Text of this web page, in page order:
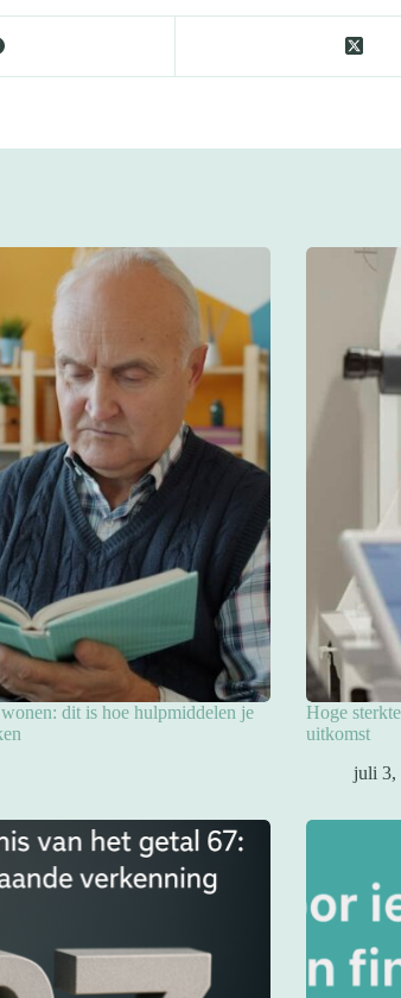
dit is hoe hulpmiddelen je
Hoge
uitkomst
juli 3,